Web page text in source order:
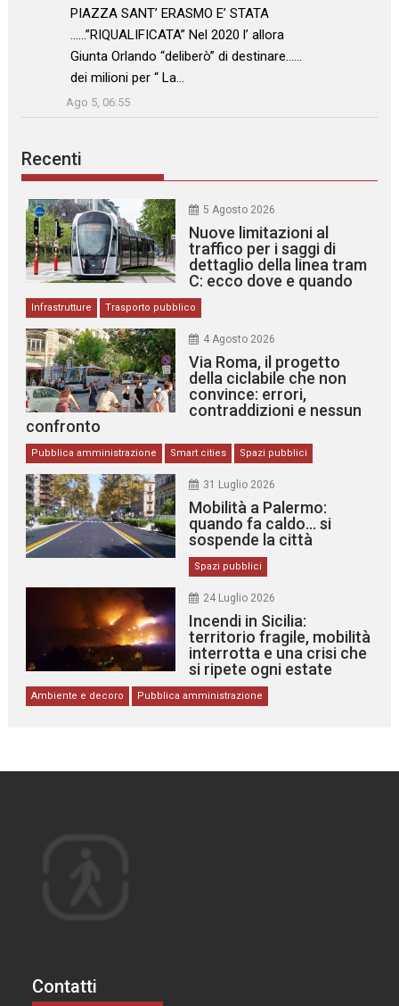
: “
PIAZZA SANT’ ERASMO E’ STATA
……”RIQUALIFICATA” Nel 2020 l’ allora
Giunta Orlando “deliberò” di destinare……
dei milioni per “ La…
”
Ago 5, 06:55
Recenti
5 Agosto 2026
Nuove limitazioni al
traffico per i saggi di
dettaglio della linea tram
C: ecco dove e quando
Infrastrutture Trasporto pubblico
4 Agosto 2026
Via Roma, il progetto
della ciclabile che non
convince: errori,
contraddizioni e nessun
confronto
Pubblica amministrazione Smart cities Spazi pubblici
31 Luglio 2026
Mobilità a Palermo:
quando fa caldo… si
sospende la città
Spazi pubblici
24 Luglio 2026
Incendi in Sicilia:
territorio fragile, mobilità
interrotta e una crisi che
si ripete ogni estate
Ambiente e decoro Pubblica amministrazione
Contatti